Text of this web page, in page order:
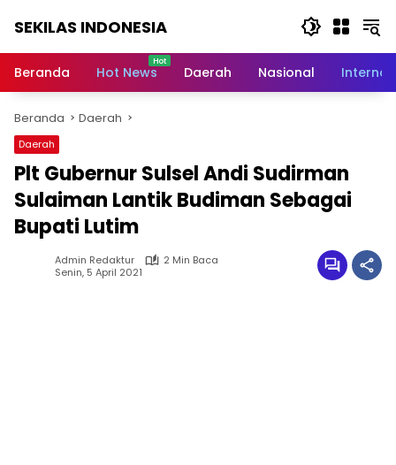
SEKILAS INDONESIA
Terkini,
Latest
World,
Headlines,
News
Today
Beranda Hot News Daerah Nasional
Beranda Daerah
Daerah
Plt Gubernur Sulsel Andi Sudirman
Sulaiman Lantik Budiman Sebagai
Bupati Lutim
Admin Redaktur
2 Min Baca
Senin, 5 April 2021